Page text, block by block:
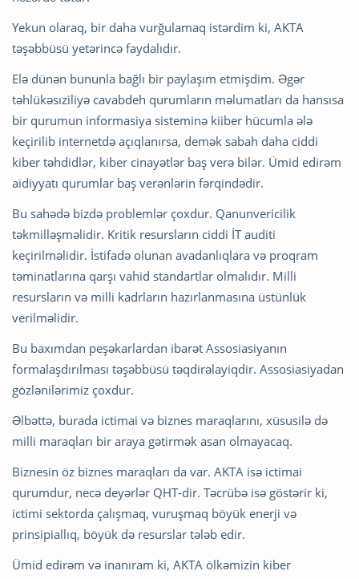
Yekun olaraq, bir daha vurğulamaq istərdim ki, AKTA
təşəbbüsü yetərincə faydalıdır.
Elə dünən bununla bağlı bir paylaşım etmişdim. Əgər
təhlükəsıziliyə cavabdeh qurumların məlumatları da hansısa
bir qurumun informasiya sisteminə kiiber hücumla ələ
keçirilib internetdə açıqlanırsa, demək sabah daha ciddi
kiber təhdidlər, kiber cinayətlər baş verə bilər. Ümid edirəm
aidiyyatı qurumlar baş verənlərin fərqindədir.
Bu sahədə bizdə problemlər çoxdur. Qanunvericilik
təkmilləşməlidir. Kritik resursların ciddi İT auditi
keçirilməlidir. İstifadə olunan avadanlıqlara və proqram
təminatlarına qarşı vahid standartlar olmalıdır. Milli
resursların və milli kadrların hazırlanmasına üstünlük
verilməlidir.
Bu baxımdan peşəkarlardan ibarət Assosiasiyanın
formalaşdırılması təşəbbüsü təqdirəlayiqdir. Assosiasiyadan
gözlənilərimiz çoxdur.
Əlbəttə, burada ictimai və biznes maraqlarını, xüsusilə də
milli maraqları bir araya gətirmək asan olmayacaq.
Biznesin öz biznes maraqları da var. AKTA isə ictimai
qurumdur, necə deyərlər QHT-dir. Təcrübə isə göstərir ki,
ictimi sektorda çalışmaq, vuruşmaq böyük enerji və
prinsipiallıq, böyük də resurslar tələb edir.
Ümid edirəm və inanıram ki, AKTA ölkəmizin kiber